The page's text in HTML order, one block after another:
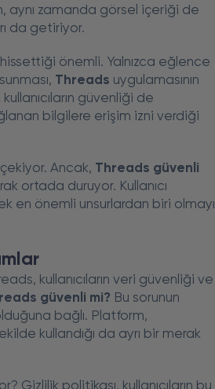
aynı zamanda görsel içeriği de
da getiriyor.
hissettiği önemli. Yalnızca eğlence
Threads uygulamasının
güvenliği de
bilgilere erişim izni verdiği
Ancak, Threads güvenli
ortada duruyor. Kullanıcı
en önemli unsurlardan biri olmayı
kullanıcıların veri güvenliği ve
güvenli mi? Bu sorunun
bağlı. Platform,
kullandığı da ayrı bir merak
Gizlilik politikası, kullanıcıların bu